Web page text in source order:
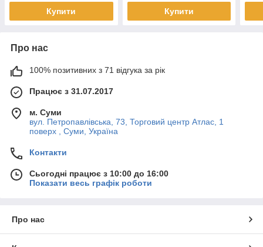
Купити Купити
Про нас
100% позитивних з 71 відгука за рік
Працює з 31.07.2017
м. Суми
вул. Петропавлівська, 73, Торговий центр Атлас, 1
поверх , Суми, Україна
Контакти
Сьогодні працює з 10:00 до 16:00
Показати весь графік роботи
Про нас